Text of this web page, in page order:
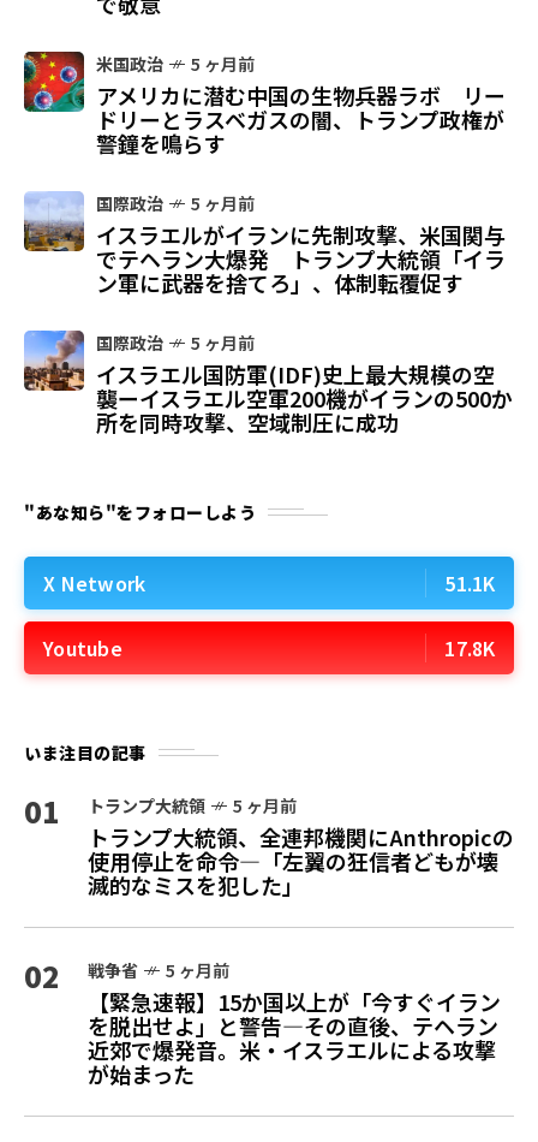
米国政治 5 ヶ月前
アメリカに潜む中国の生物兵器ラボ リー
ドリーとラスベガスの闇、トランプ政権が
警鐘を鳴らす
国際政治 5 ヶ月前
イスラエルがイランに先制攻撃、米国関与
でテヘラン大爆発 トランプ大統領「イラ
ン軍に武器を捨てろ」、体制転覆促す
国際政治 5 ヶ月前
イスラエル国防軍(IDF)史上最大規模の空
襲ーイスラエル空軍200機がイランの500か
所を同時攻撃、空域制圧に成功
"あな知ら"をフォローしよう
X Network 51.1K
Youtube 17.8K
いま注目の記事
01 トランプ大統領 5 ヶ月前
トランプ大統領、全連邦機関にAnthropicの
使用停止を命令—「左翼の狂信者どもが壊
滅的なミスを犯した」
02 戦争省 5 ヶ月前
【緊急速報】15か国以上が「今すぐイラン
を脱出せよ」と警告—その直後、テヘラン
近郊で爆発音。米・イスラエルによる攻撃
が始まった